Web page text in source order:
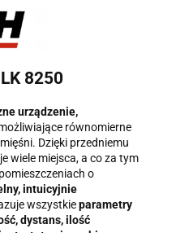
może być w każdej chwili
np. przez e-mail:
555 801
której dane dotyczą,
danych, ich sprostowania,
skargi do Prezesa
8250
urządzenie,
równomierne
Dzięki przedniemu
wiele miejsca, a co za tym
o
intuicyjnie
wszystkieparametry
dystans, ilość